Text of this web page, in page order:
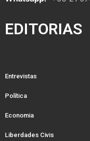
EDITORIAS
Entrevistas
Política
Economia
Liberdades Civis